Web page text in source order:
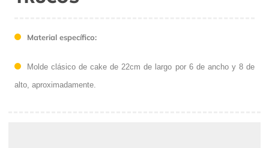
Material específico:
Molde clásico de cake de 22cm de largo por 6 de ancho y 8 de
alto, aproximadamente.